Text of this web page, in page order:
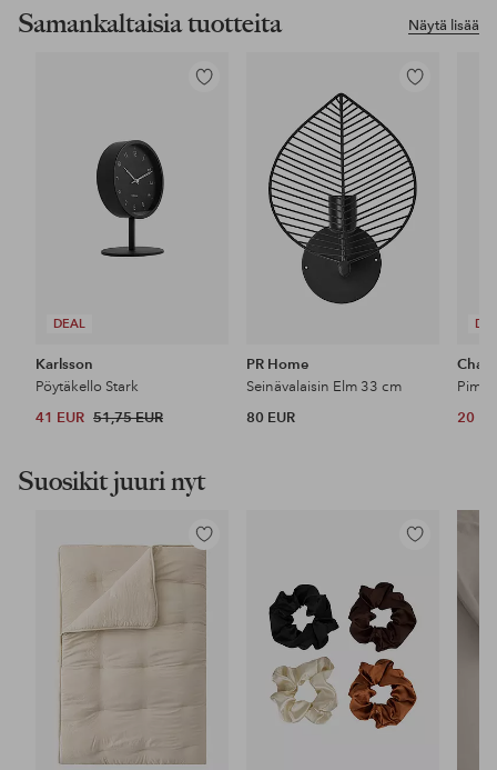
Näytä lisää
Samankaltaisia tuotteita
DEAL
Lisää
Karlsson
Pöytäkello Stark
41 EUR 51,75 EUR
Lisää
PR Home
Seinävalaisin Elm 33 cm
80 EUR
20
Suosikit juuri nyt
Lisää
Lisää